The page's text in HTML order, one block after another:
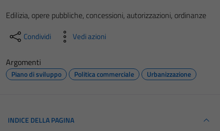
Edilizia, opere pubbliche, concessioni, autorizzazioni, ordinanze
Condividi Vedi azioni
Argomenti
Piano di sviluppo Politica commerciale Urbanizzazione
INDICE DELLA PAGINA